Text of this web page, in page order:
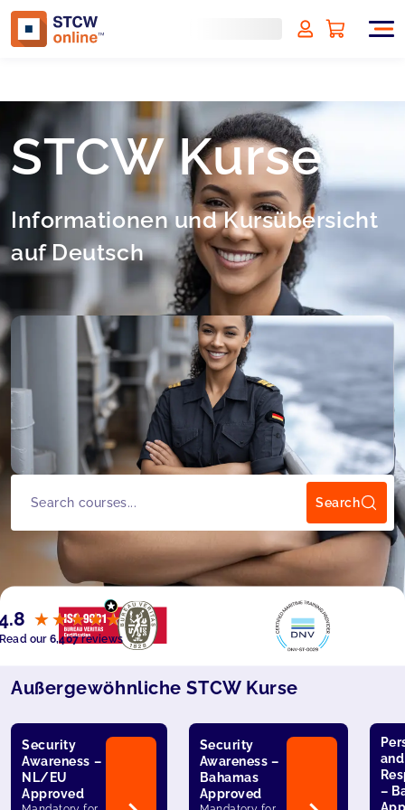
STCW Kurse
Informationen und Kursübersicht
auf Deutsch
Search
★
★★
★★
★★
★★
★
our 6,407reviews
Außergewöhnliche STCW Kurse
Security
Awareness –
NL/EU
Approved
Security
Awareness –
Bahamas
Approved
–